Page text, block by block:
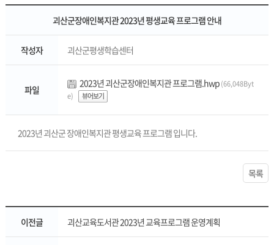
괴산군장애인복지관 2023년 평생교육 프로그램 안내
작성자 괴산군평생학습센터
파일
2023년 괴산군장애인복지관 프로그램.hwp(66,048Byt
e)
뷰어보기
2023년 괴산군 장애인복지관 평생교육 프로그램 입니다.
목록
이전글 괴산교육도서관 2023년 교육프로그램 운영계획